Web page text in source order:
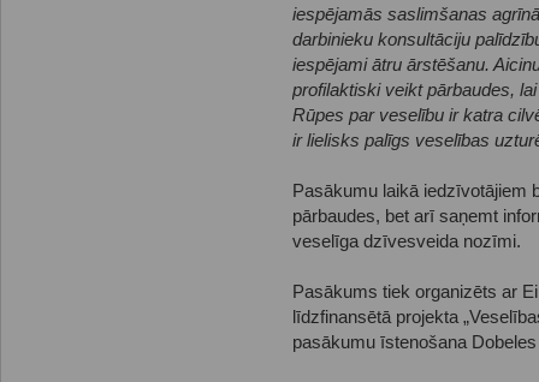
iespējamās saslimšanas
darbinieku konsultāciju
iespējami ātru ārstēšanu.
profilaktiski veikt pārbaudes,
Rūpes par veselību ir katra
ir lielisks palīgs veselības
Pasākumu laikā iedzīvotājiem
pārbaudes, bet arī saņemt
veselīga dzīvesveida nozīmi.
Pasākums tiek organizēts ar
līdzfinansētā projekta
pasākumu īstenošana